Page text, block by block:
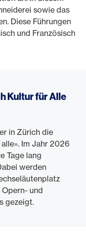
sowie das
Diese Führungen
und Französisch
Kultur für Alle
in Zürich die
Im Jahr 2026
Tage lang
werden
und
gezeigt.